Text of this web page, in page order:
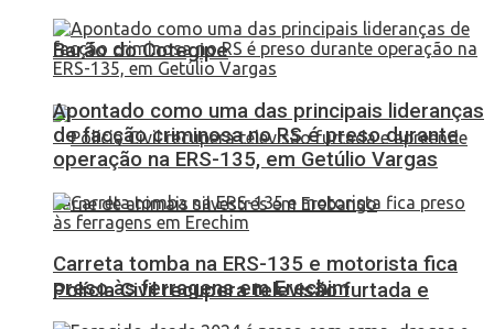
Barão do Cotegipe
Polícia Civil recupera televisão furtada e
Apontado como uma das principais lideranças
de facção criminosa no RS é preso durante
operação na ERS-135, em Getúlio Vargas
Carreta tomba na ERS-135 e motorista fica
preso às ferragens em Erechim